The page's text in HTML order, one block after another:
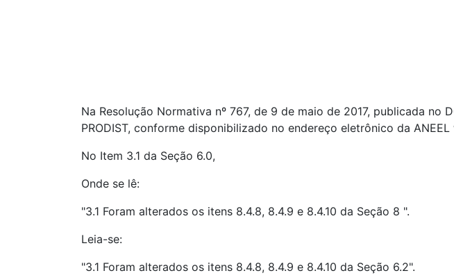
Na Resolução Normativa nº 767, de 9 de maio de 2017, publicada no
PRODIST, conforme disponibilizado no endereço eletrônico da
No Item 3.1 da Seção 6.0,
Onde se lê:
"3.1 Foram alterados os itens 8.4.8, 8.4.9 e 8.4.10 da Seção 8 ".
Leia-se:
"3.1 Foram alterados os itens 8.4.8, 8.4.9 e 8.4.10 da Seção 6.2".